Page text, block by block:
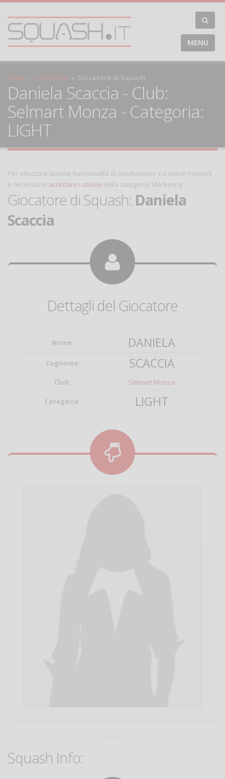
MENU
HOME CLASSIFICHE Giocatore di Squash
Daniela Scaccia - Club:
Selmart Monza - Categoria:
LIGHT
Per utilizzare questa funzionalità di condivisione sui social network
è necessario accettare i cookie della categoria 'Marketing'
Giocatore di Squash: Daniela
Scaccia
Dettagli del Giocatore
Nome: DANIELA
Cognome: SCACCIA
Club: Selmart Monza
Categoria: LIGHT
Squash Info: